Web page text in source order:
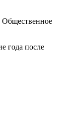
Общественное
года после